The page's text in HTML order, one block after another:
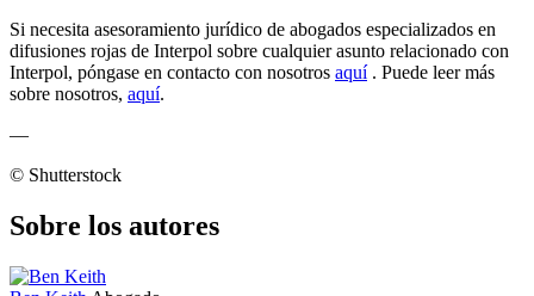
Si necesita asesoramiento jurídico de abogados especializados en
difusiones rojas de Interpol sobre cualquier asunto relacionado con
Interpol, póngase en contacto con nosotros aquí. Puede leer más
sobre nosotros, aquí.
—
© Shutterstock
Sobre los autores